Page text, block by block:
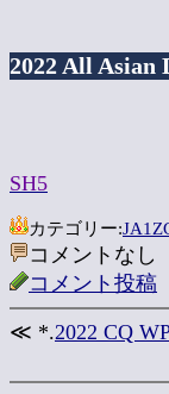
2022 All Asian
SH5
カテゴリー:
コメントなし
コメント投稿
≪ *.2022 CQ